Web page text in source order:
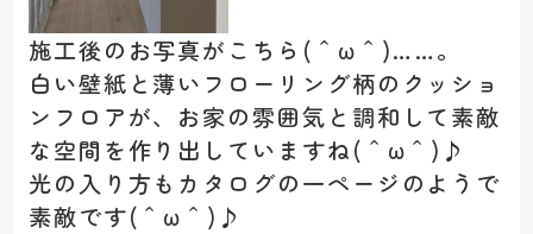
施工後のお写真がこちら(＾ω＾)……。
白い壁紙と薄いフローリング柄のクッショ
ンフロアが、お家の雰囲気と調和して素敵
な空間を作り出していますね(＾ω＾)♪
光の入り方もカタログの一ページのようで
素敵です(＾ω＾)♪